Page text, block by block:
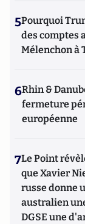
5Pourquoi
des comptes
Mélenchon à
6Rhin &
fermeture
européenne
7Le Point
que Xavier
russe donne
australien
DGSE une